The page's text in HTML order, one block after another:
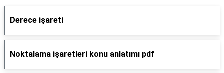
Derece işareti
Noktalama işaretleri konu anlatımı pdf